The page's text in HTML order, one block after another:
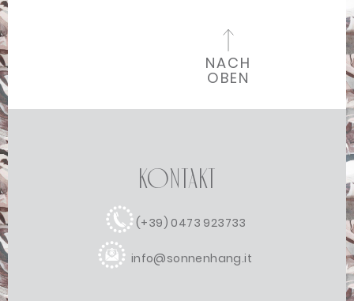
NACH
OBEN
Kontakt
(+39) 0473 923733
info@sonnenhang.it